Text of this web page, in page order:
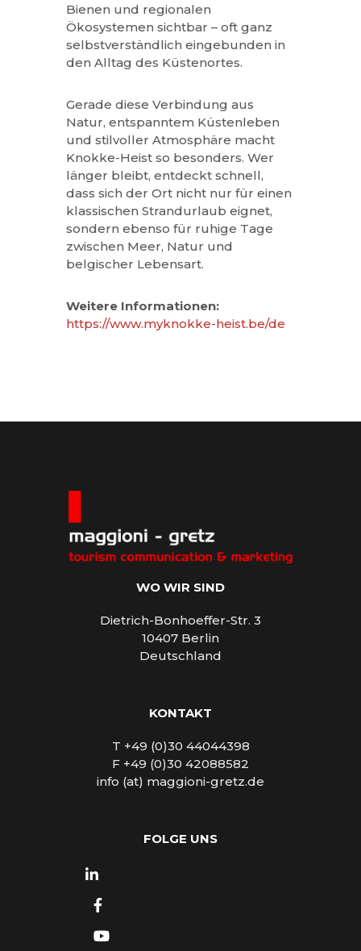
Bienen und regionalen
Ökosystemen sichtbar – oft ganz
selbstverständlich eingebunden in
den Alltag des Küstenortes.
Gerade diese Verbindung aus
Natur, entspanntem Küstenleben
und stilvoller Atmosphäre macht
Knokke-Heist so besonders. Wer
länger bleibt, entdeckt schnell,
dass sich der Ort nicht nur für einen
klassischen Strandurlaub eignet,
sondern ebenso für ruhige Tage
zwischen Meer, Natur und
belgischer Lebensart.
Weitere Informationen:
https://www.myknokke-heist.be/de
WO WIR SIND
Dietrich-Bonhoeffer-Str. 3
10407 Berlin
Deutschland
KONTAKT
T +49 (0)30 44044398
F +49 (0)30 42088582
info (at) maggioni-gretz.de
FOLGE UNS